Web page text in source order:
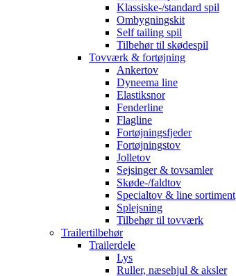
Klassiske-/standard spil
Ombygningskit
Self tailing spil
Tilbehør til skødespil
Tovværk & fortøjning
Ankertov
Dyneema line
Elastiksnor
Fenderline
Flagline
Fortøjningsfjeder
Fortøjningstov
Jolletov
Sejsinger & tovsamler
Skøde-/faldtov
Specialtov & line sortiment
Splejsning
Tilbehør til tovværk
Trailertilbehør
Trailerdele
Lys
Ruller, næsehjul & aksler